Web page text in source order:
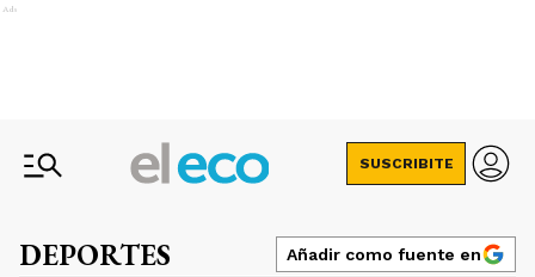
Ads
SUSCRIBITE
DEPORTES Añadir como fuente en